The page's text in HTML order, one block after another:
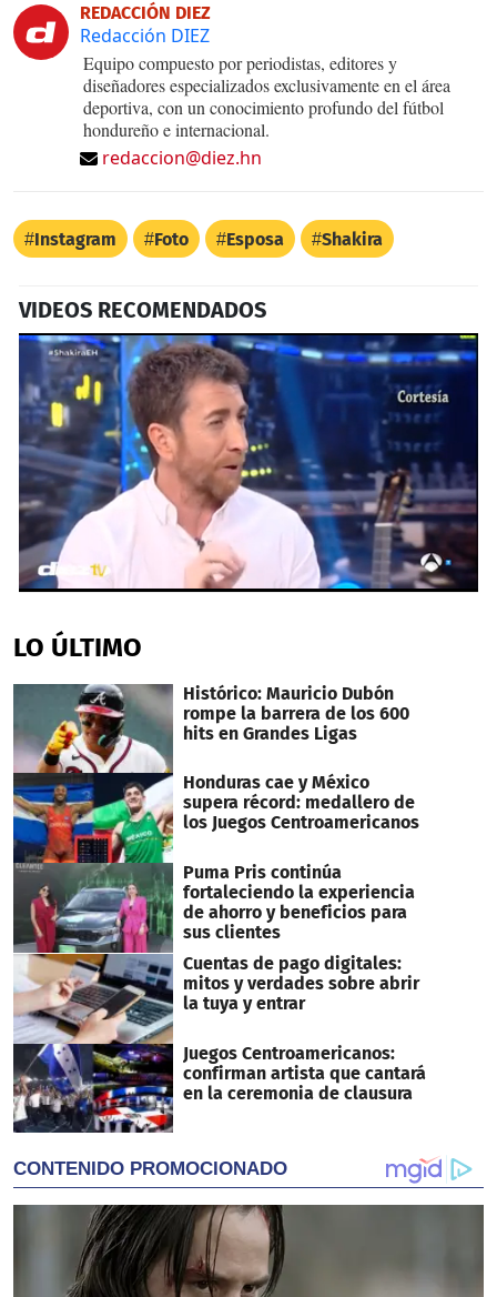
REDACCIÓN DIEZ
Redacción DIEZ
Equipo compuesto por periodistas, editores y
diseñadores especializados exclusivamente en el área
deportiva, con un conocimiento profundo del fútbol
hondureño e internacional.
redaccion@diez.hn
Instagram Foto Esposa Shakira
VIDEOS RECOMENDADOS
of
1
52
seconds
LO ÚLTIMO
Histórico: Mauricio Dubón
rompe la barrera de los 600
hits en Grandes Ligas
Honduras cae y México
supera récord: medallero de
los Juegos Centroamericanos
Puma Pris continúa
fortaleciendo la experiencia
de ahorro y beneficios para
sus clientes
Cuentas de pago digitales:
mitos y verdades sobre abrir
la tuya y entrar
Juegos Centroamericanos:
confirman artista que cantará
en la ceremonia de clausura